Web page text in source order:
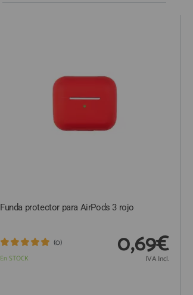
Funda protector para AirPods 3 rojo
En STOCK
(0) 0,69€
IVA Incl.